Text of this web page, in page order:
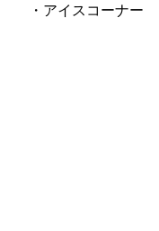
・アイスコーナー